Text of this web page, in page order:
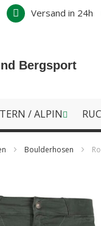
Versand in 24h
Bergsport
/ ALPIN
Boulderhosen